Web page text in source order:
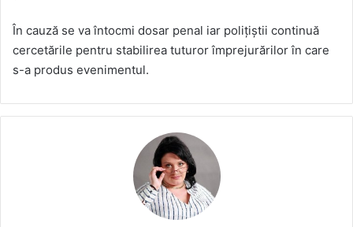
În cauză se va întocmi dosar penal iar polițiștii continuă
cercetările pentru stabilirea tuturor împrejurărilor în care
s-a produs evenimentul.